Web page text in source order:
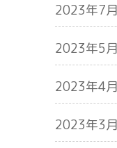
2023年7月
2023年5月
2023年4月
2023年3月